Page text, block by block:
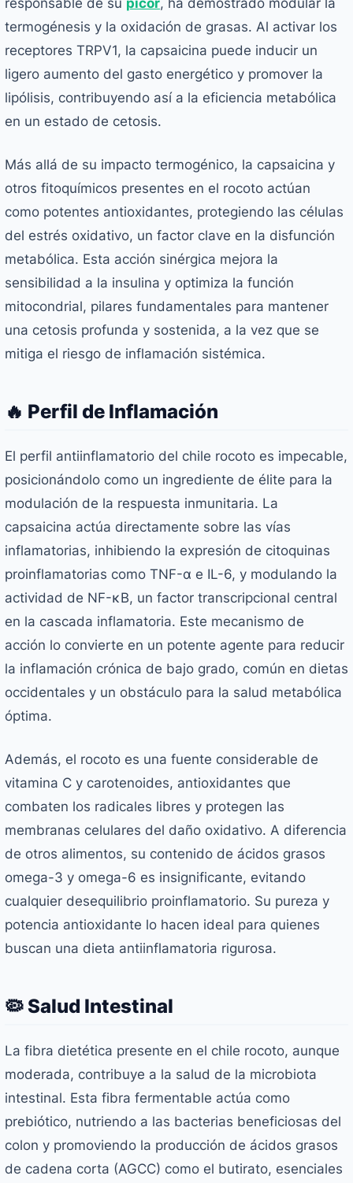
responsable de su picor, ha demostrado modular la
termogénesis y la oxidación de grasas. Al activar los
receptores TRPV1, la capsaicina puede inducir un
ligero aumento del gasto energético y promover la
lipólisis, contribuyendo así a la eficiencia metabólica
en un estado de cetosis.
Más allá de su impacto termogénico, la capsaicina y
otros fitoquímicos presentes en el rocoto actúan
como potentes antioxidantes, protegiendo las células
del estrés oxidativo, un factor clave en la disfunción
metabólica. Esta acción sinérgica mejora la
sensibilidad a la insulina y optimiza la función
mitocondrial, pilares fundamentales para mantener
una cetosis profunda y sostenida, a la vez que se
mitiga el riesgo de inflamación sistémica.
🔥 Perfil de Inflamación
El perfil antiinflamatorio del chile rocoto es impecable,
posicionándolo como un ingrediente de élite para la
modulación de la respuesta inmunitaria. La
capsaicina actúa directamente sobre las vías
inflamatorias, inhibiendo la expresión de citoquinas
proinflamatorias como TNF-α e IL-6, y modulando la
actividad de NF-κB, un factor transcripcional central
en la cascada inflamatoria. Este mecanismo de
acción lo convierte en un potente agente para reducir
la inflamación crónica de bajo grado, común en dietas
occidentales y un obstáculo para la salud metabólica
óptima.
Además, el rocoto es una fuente considerable de
vitamina C y carotenoides, antioxidantes que
combaten los radicales libres y protegen las
membranas celulares del daño oxidativo. A diferencia
de otros alimentos, su contenido de ácidos grasos
omega-3 y omega-6 es insignificante, evitando
cualquier desequilibrio proinflamatorio. Su pureza y
potencia antioxidante lo hacen ideal para quienes
buscan una dieta antiinflamatoria rigurosa.
🦠 Salud Intestinal
La fibra dietética presente en el chile rocoto, aunque
moderada, contribuye a la salud de la microbiota
intestinal. Esta fibra fermentable actúa como
prebiótico, nutriendo a las bacterias beneficiosas del
colon y promoviendo la producción de ácidos grasos
de cadena corta (AGCC) como el butirato, esenciales